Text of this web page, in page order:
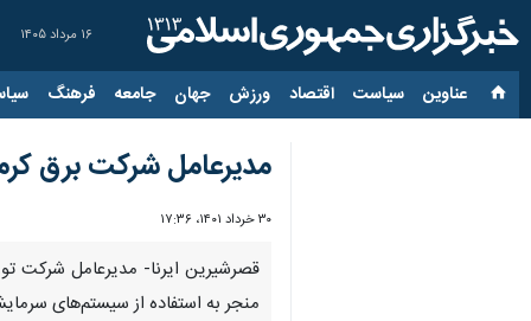
۱۶ مرداد ۱۴۰۵
عناوین‌ سیاست اقتصاد ورزش جهان جامعه فرهنگ
مدیرعامل شرکت برق
۳۰ خرداد ۱۴۰۱، ۱۷:۳۶